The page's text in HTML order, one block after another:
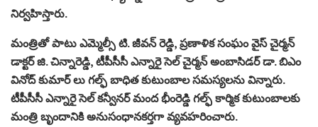
నిర్వహిస్తారు.
మంత్రితో పాటు ఎమ్మెల్సీ టి. జీవన్ రెడ్డి, ప్రణాళిక సంఘం వైస్ చైర్మన్
డాక్టర్ జి. చిన్నారెడ్డి, టీపీసీసీ ఎన్నారై సెల్ చైర్మన్ అంబాసిడర్ డా. బిఎం
వినోద్ కుమార్ లు గల్ఫ్ బాధిత కుటుంబాల సమస్యలను విన్నారు.
టీపీసీసీ ఎన్నారై సెల్ కన్వీనర్ మంద భీంరెడ్డి గల్ఫ్ కార్మిక కుటుంబాలకు
మంత్రి బృందానికి అనుసంధానకర్తగా వ్యవహరించారు.